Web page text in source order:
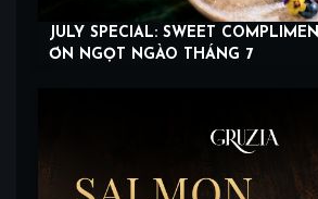
JULY SPECIAL: SWEET
ƠN NGỌT NGÀO THÁNG 7